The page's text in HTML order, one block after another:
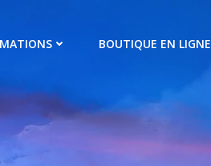
BOUTIQUE EN LIGNE